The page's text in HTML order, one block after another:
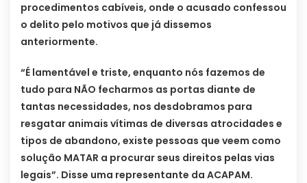
procedimentos cabíveis, onde o acusado confessou
o delito pelo motivos que já dissemos
anteriormente.
“É lamentável e triste, enquanto nós fazemos de
tudo para NÃO fecharmos as portas diante de
tantas necessidades, nos desdobramos para
resgatar animais vítimas de diversas atrocidades e
tipos de abandono, existe pessoas que veem como
solução MATAR a procurar seus direitos pelas vias
legais”. Disse uma representante da ACAPAM.